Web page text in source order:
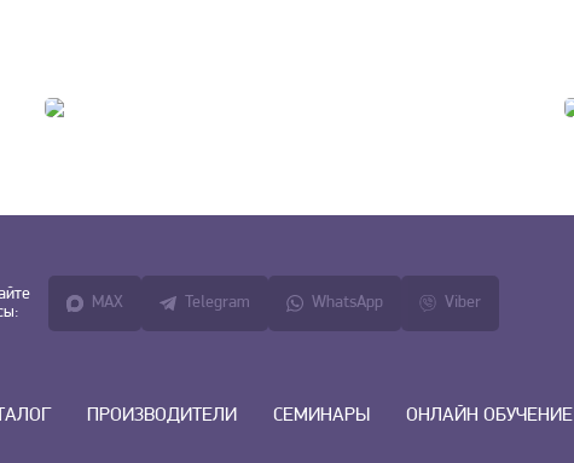
MAX Telegram WhatsApp Viber
ПРОИЗВОДИТЕЛИ СЕМИНАРЫ ОНЛАЙН ОБУЧЕНИЕ